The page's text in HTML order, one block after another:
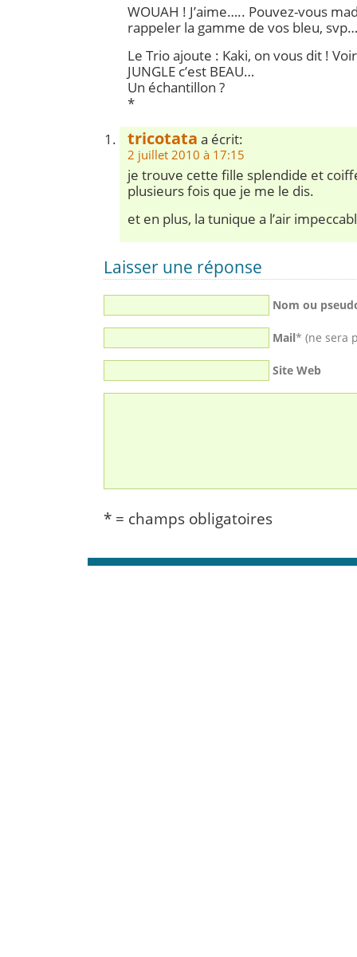
WOUAH ! J’aime….. Pouvez-vous
rappeler la gamme de vos bleu,
Le Trio ajoute : Kaki, on vous dit !
JUNGLE c’est BEAU…
Un échantillon ?
*
tricotata a écrit:
2 juillet 2010 à 17:15
je trouve cette fille splendide et
plusieurs fois que je me le dis.
et en plus, la tunique a l’air
Laisser une réponse
Nom ou
Mail* (ne sera
Site Web
* = champs obligatoires